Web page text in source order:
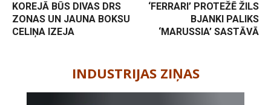
KOREJĀ BŪS DIVAS DRS
ZONAS UN JAUNA BOKSU
CELIŅA IZEJA
‘FERRARI’ PROTEŽĒ ŽILS
BJANKI PALIKS
‘MARUSSIA’ SASTĀVĀ
INDUSTRIJAS ZIŅAS